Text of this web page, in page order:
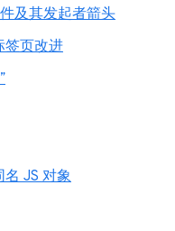
及其发起者箭头
签页改进
名 JS 对象